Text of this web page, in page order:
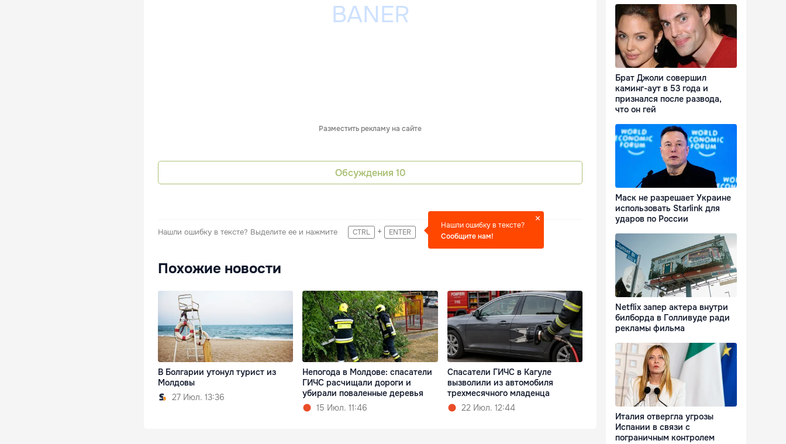
Разместить рекламу на сайте
Обсуждения 10
Нашли ошибку в тексте? Выделите ее и нажмите CTRL + ENTER
Нашли ошибку в тексте?
Сообщите нам!
Похожие новости
В Болгарии утонул турист из
Молдовы
27 Июл. 13:36
Непогода в Молдове: спасатели
ГИЧС расчищали дороги и
убирали поваленные деревья
15 Июл. 11:46
Спасатели ГИЧС в Кагуле
вызволили из автомобиля
трехмесячного младенца
22 Июл. 12:44
Брат Джоли совершил
каминг-аут в 53 года и
признался после развода,
что он гей
Маск не разрешает Украине
использовать Starlink для
ударов по России
Netflix запер актера внутри
билборда в Голливуде ради
рекламы фильма
Италия отвергла угрозы
Испании в связи с
пограничным контролем